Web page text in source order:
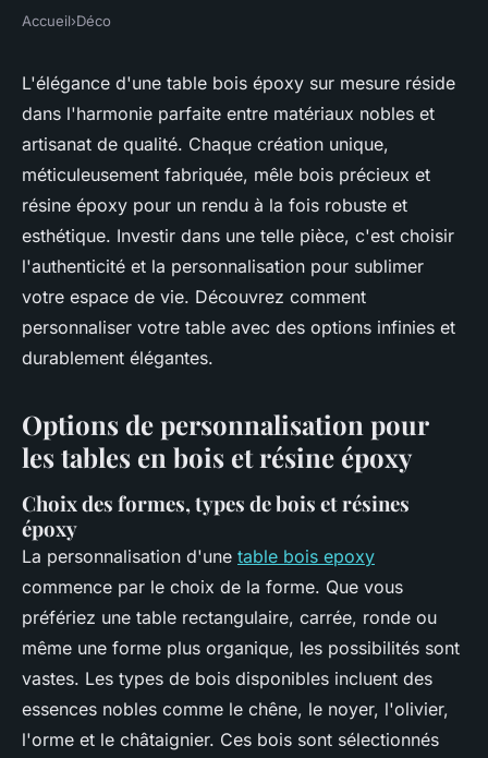
Table bois epoxy sur mesure:
qualité et élégance
Raphaël•26 septembre 2024• 5 min de lecture
Accueil›Déco
L'élégance d'une table bois époxy sur mesure réside
dans l'harmonie parfaite entre matériaux nobles et
artisanat de qualité. Chaque création unique,
méticuleusement fabriquée, mêle bois précieux et
résine époxy pour un rendu à la fois robuste et
esthétique. Investir dans une telle pièce, c'est choisir
l'authenticité et la personnalisation pour sublimer
votre espace de vie. Découvrez comment
personnaliser votre table avec des options infinies et
durablement élégantes.
Options de personnalisation pour
les tables en bois et résine époxy
Choix des formes, types de bois et résines
époxy
La personnalisation d'une table bois epoxy
commence par le choix de la forme. Que vous
préfériez une table rectangulaire, carrée, ronde ou
même une forme plus organique, les possibilités sont
vastes. Les types de bois disponibles incluent des
essences nobles comme le chêne, le noyer, l'olivier,
l'orme et le châtaignier. Ces bois sont sélectionnés